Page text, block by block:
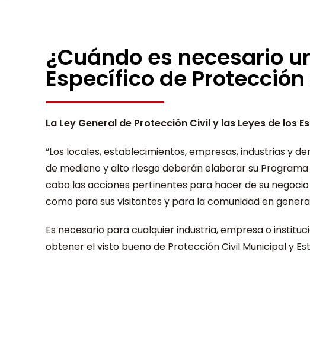
¿Cuándo es necesario
Específico de
La Ley General de Protección Civil y las Leyes de los
“Los locales, establecimientos, empresas, industrias y
de mediano y alto riesgo deberán elaborar su
cabo las acciones pertinentes para hacer de su
como para sus visitantes y para la comunidad en
Es necesario para cualquier industria, empresa o
obtener el visto bueno de Protección Civil Municipal y